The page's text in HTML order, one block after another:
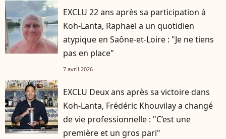
EXCLU 22 ans après sa participation à
Koh-Lanta, Raphaël a un quotidien
atypique en Saône-et-Loire : "Je ne tiens
pas en place"
7 avril 2026
EXCLU Deux ans après sa victoire dans
Koh-Lanta, Frédéric Khouvilay a changé
de vie professionnelle : "C’est une
première et un gros pari"